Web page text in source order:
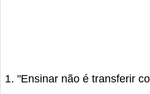
1. "Ensinar não é transferir